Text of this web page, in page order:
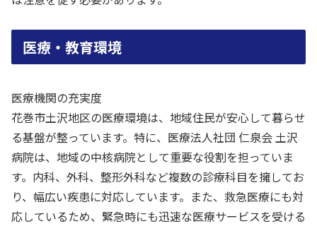
医療・教育環境
医療機関の充実度
花巻市土沢地区の医療環境は、地域住民が安心して暮らせ
る基盤が整っています。特に、医療法人社団 仁泉会 土沢
病院は、地域の中核病院として重要な役割を担っていま
す。内科、外科、整形外科など複数の診療科目を擁してお
り、幅広い疾患に対応しています。また、救急医療にも対
応しているため、緊急時にも迅速な医療サービスを受ける